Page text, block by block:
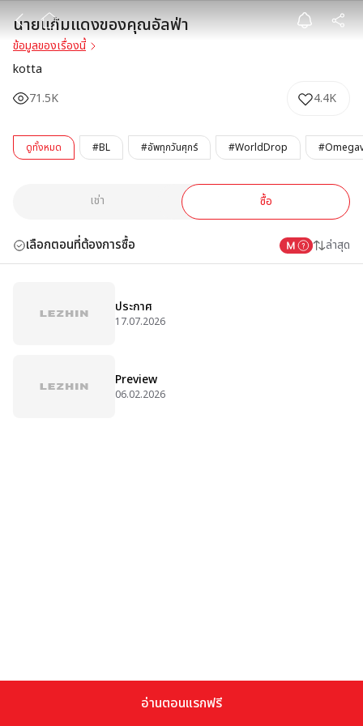
นายแก้มแดงข
นายแก้มแดงของคุณอัลฟ่า
ข้อมูลของเรื่องนี้
kotta
71.5K
4.4K
ดูทั้งหมด #BL #อัพทุกวันศุกร์ #WorldDrop
เช่า ซื้อ
เลือกตอนที่ต้องการซื้อ ล่าสุด
ประกาศ
17.07.2026
Preview
06.02.2026
อ่านตอนแรกฟรี